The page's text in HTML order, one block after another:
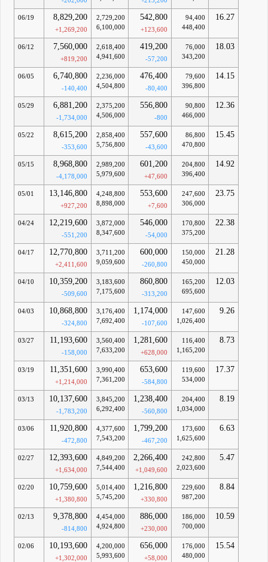
06/19 8,829,200
+1,269,200
2,729,200
6,100,000
542,800
+123,600
94,400
448,400
16.27
06/12 7,560,000
+819,200
2,618,400
4,941,600
419,200
-57,200
76,000
343,200
18.03
06/05 6,740,800
-140,400
2,236,000
4,504,800
476,400
-80,400
79,600
396,800
14.15
05/29 6,881,200
-1,734,000
2,375,200
4,506,000
556,800
-800
90,800
466,000
12.36
05/22 8,615,200
-353,600
2,858,400
5,756,800
557,600
-43,600
86,800
470,800
15.45
05/15 8,968,800
-4,178,000
2,989,200
5,979,600
601,200
+47,600
204,800
396,400
14.92
05/01 13,146,800
+927,200
4,248,800
8,898,000
553,600
+7,600
247,600
306,000
23.75
04/24 12,219,600
-551,200
3,872,000
8,347,600
546,000
-54,000
170,800
375,200
22.38
04/17 12,770,800
+2,411,600
3,711,200
9,059,600
600,000
-260,800
150,000
450,000
21.28
04/10 10,359,200
-509,600
3,183,600
7,175,600
860,800
-313,200
165,200
695,600
12.03
04/03 10,868,800
-324,800
3,176,400
7,692,400
1,174,000
-107,600
147,600
1,026,400
9.26
03/27 11,193,600
-158,000
3,560,400
7,633,200
1,281,600
+628,000
116,400
1,165,200
8.73
03/19 11,351,600
+1,214,000
3,990,400
7,361,200
653,600
-584,800
119,600
534,000
17.37
03/13 10,137,600
-1,783,200
3,845,200
6,292,400
1,238,400
-560,800
204,400
1,034,000
8.19
03/06 11,920,800
-472,800
4,377,600
7,543,200
1,799,200
-467,200
173,600
1,625,600
6.63
02/27 12,393,600
+1,634,000
4,849,200
7,544,400
2,266,400
+1,049,600
242,800
2,023,600
5.47
02/20 10,759,600
+1,380,800
5,014,400
5,745,200
1,216,800
+330,800
229,600
987,200
8.84
02/13 9,378,800
-814,800
4,454,000
4,924,800
886,000
+230,000
186,000
700,000
10.59
02/06 10,193,600
+1,302,000
4,200,000
5,993,600
656,000
+58,000
176,000
480,000
15.54